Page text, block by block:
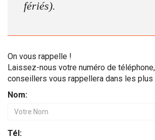
fériés).
On vous rappelle !
Laissez-nous votre numéro de
conseillers vous rappellera dans les
Nom:
Tél: